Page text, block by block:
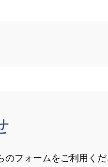
フォームをご利用くだ